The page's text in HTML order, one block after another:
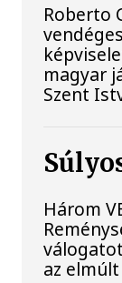
Roberto
magyar
Szent
Három
az